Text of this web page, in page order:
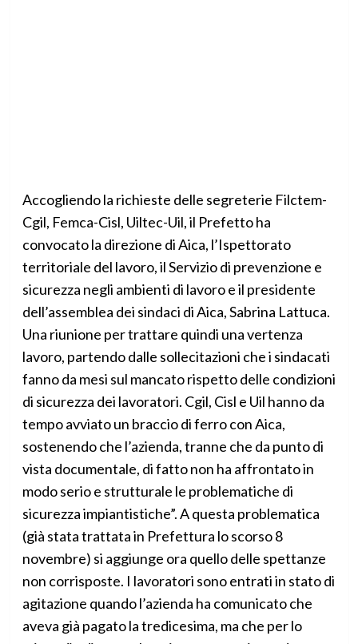
Accogliendo la richieste delle segreterie Filctem-
Cgil, Femca-Cisl, Uiltec-Uil, il Prefetto ha
convocato la direzione di Aica, l’Ispettorato
territoriale del lavoro, il Servizio di prevenzione e
sicurezza negli ambienti di lavoro e il presidente
dell’assemblea dei sindaci di Aica, Sabrina Lattuca.
Una riunione per trattare quindi una vertenza
lavoro, partendo dalle sollecitazioni che i sindacati
fanno da mesi sul mancato rispetto delle condizioni
di sicurezza dei lavoratori. Cgil, Cisl e Uil hanno da
tempo avviato un braccio di ferro con Aica,
sostenendo che l’azienda, tranne che da punto di
vista documentale, di fatto non ha affrontato in
modo serio e strutturale le problematiche di
sicurezza impiantistiche”. A questa problematica
(già stata trattata in Prefettura lo scorso 8
novembre) si aggiunge ora quello delle spettanze
non corrisposte. I lavoratori sono entrati in stato di
agitazione quando l’azienda ha comunicato che
aveva già pagato la tredicesima, ma che per lo